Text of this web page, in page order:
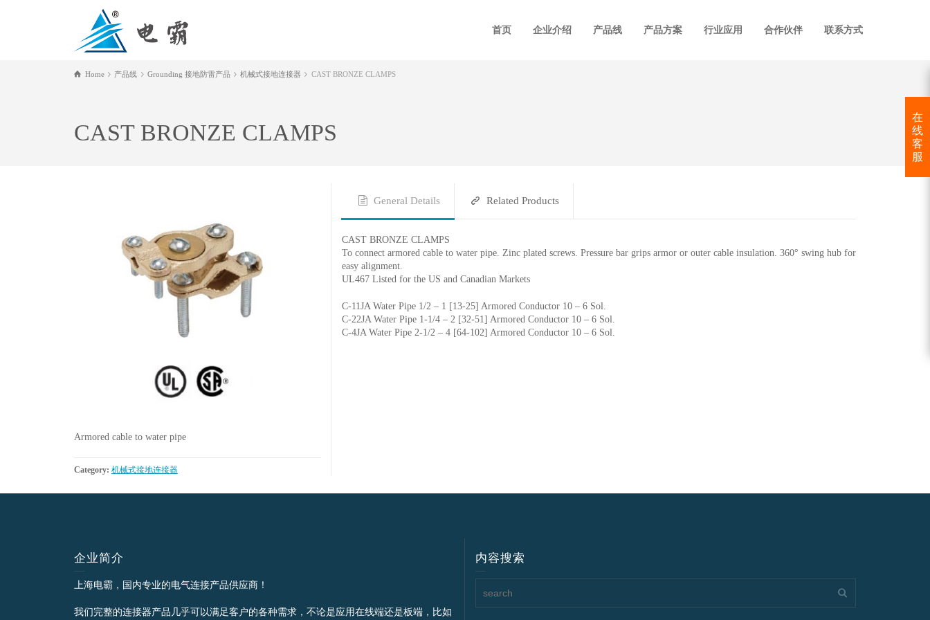
首页 企业介绍 产品线 产品方案 行业应用 合作伙伴 联系方式
Home 产品线 Grounding 接地防雷产品 机械式接地连接器 CAST BRONZE CLAMPS
CAST BRONZE CLAMPS
Armored cable to water pipe
Category: 机械式接地连接器
General Details Related Products
CAST BRONZE CLAMPS
To connect armored cable to water pipe. Zinc plated screws. Pressure bar grips armor or outer cable insulation. 360° swing hub for
easy alignment.
UL467 Listed for the US and Canadian Markets
C-11JA Water Pipe 1/2 – 1 [13-25] Armored Conductor 10 – 6 Sol.
C-22JA Water Pipe 1-1/4 – 2 [32-51] Armored Conductor 10 – 6 Sol.
C-4JA Water Pipe 2-1/2 – 4 [64-102] Armored Conductor 10 – 6 Sol.
在
线
客
服
企业简介
上海电霸，国内专业的电气连接产品供应商！
我们完整的连接器产品几乎可以满足客户的各种需求，不论是应用在线端还是板端，比如
内容搜索